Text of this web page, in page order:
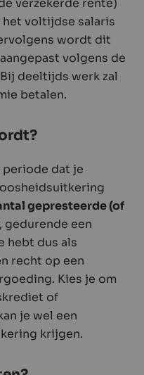
verzekerde rente)
het voltijdse salaris
wordt dit
volgens de
deeltijds werk zal
betalen.
dat je
gepresteerde (of
, gedurende een
hebt dus als
recht op een
Kies je om
of
je wel een
krijgen.